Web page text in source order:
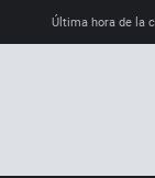
Última hora de la